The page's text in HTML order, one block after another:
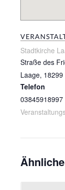
Stadtkirche
Straße des
Laage, 18299
Telefon
03845918997